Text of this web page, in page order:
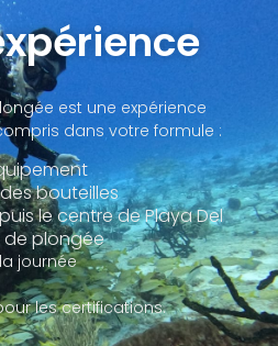
est une expérience
dans votre formule :
bouteilles
le centre de Playa Del
de plongée
journée
les certifications.